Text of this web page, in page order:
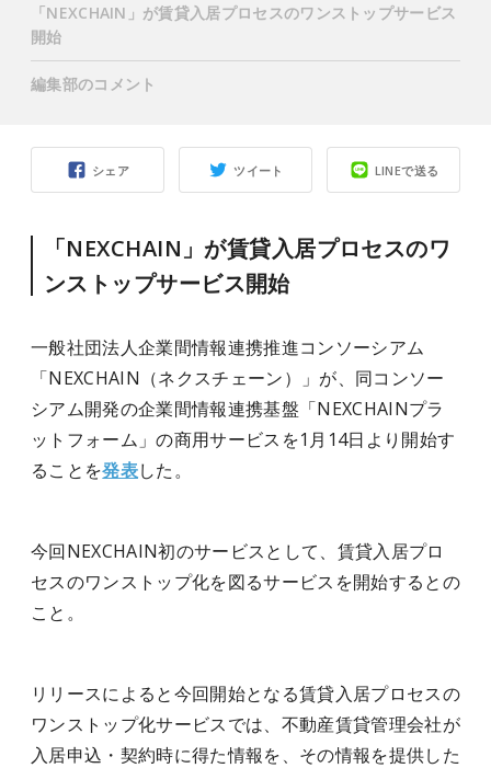
シェア ツイート LINEで送る
「NEXCHAIN」が賃貸入居プロセスのワ
ンストップサービス開始
一般社団法人企業間情報連携推進コンソーシアム
「NEXCHAIN（ネクスチェーン）」が、同コンソー
シアム開発の企業間情報連携基盤「NEXCHAINプラ
ットフォーム」の商用サービスを1月14日より開始す
ることを発表した。
今回NEXCHAIN初のサービスとして、賃貸入居プロ
セスのワンストップ化を図るサービスを開始するとの
こと。
リリースによると今回開始となる賃貸入居プロセスの
ワンストップ化サービスでは、不動産賃貸管理会社が
入居申込・契約時に得た情報を、その情報を提供した
「NEXCHAIN」が賃貸入居プロセスのワンストップサービス
開始
編集部のコメント